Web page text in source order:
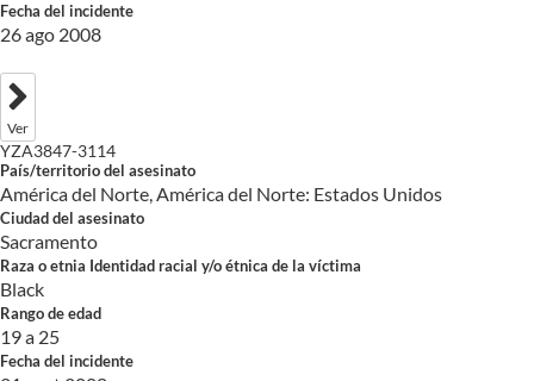
Fecha del incidente
26 ago 2008
Ver
YZA3847-3114
País/territorio del asesinato
América del Norte, América del Norte: Estados Unidos
Ciudad del asesinato
Sacramento
Raza o etnia Identidad racial y/o étnica de la víctima
Black
Rango de edad
19 a 25
Fecha del incidente